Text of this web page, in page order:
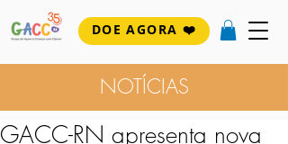
DOE AGORA ❤️
NOTÍCIAS
GACC-RN apresenta nova